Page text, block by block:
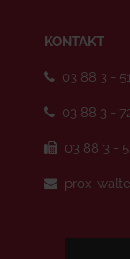
KONTAKT
03 88 3 -
03 88 3 -
03 88 3 -
prox-